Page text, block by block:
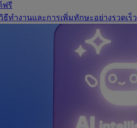
ฟรี
ธีทำงานและการเพิ่มทักษะอย่างรวดเร็ว